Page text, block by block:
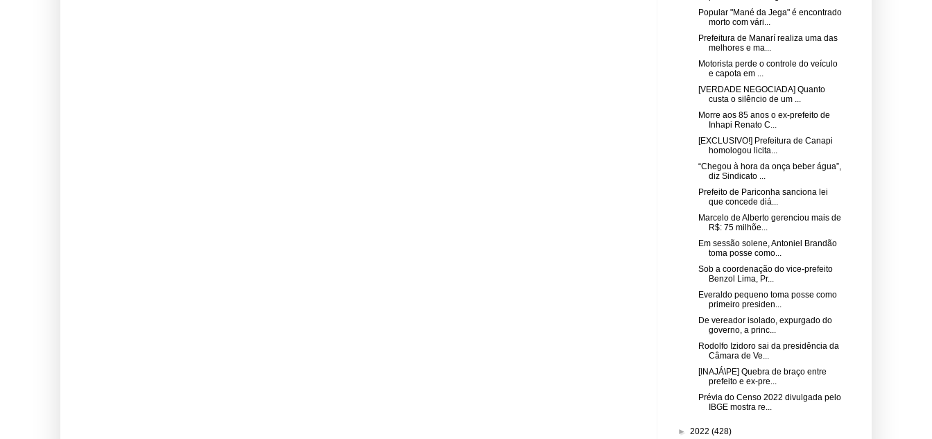
Popular "Mané da Jega" é encontrado
morto com vári...
Prefeitura de Manarí realiza uma das
melhores e ma...
Motorista perde o controle do veículo
e capota em ...
[VERDADE NEGOCIADA] Quanto
custa o silêncio de um ...
Morre aos 85 anos o ex-prefeito de
Inhapi Renato C...
[EXCLUSIVO!] Prefeitura de Canapi
homologou licita...
“Chegou à hora da onça beber água”,
diz Sindicato ...
Prefeito de Pariconha sanciona lei
que concede diá...
Marcelo de Alberto gerenciou mais de
R$: 75 milhõe...
Em sessão solene, Antoniel Brandão
toma posse como...
Sob a coordenação do vice-prefeito
Benzol Lima, Pr...
Everaldo pequeno toma posse como
primeiro presiden...
De vereador isolado, expurgado do
governo, a princ...
Rodolfo Izidoro sai da presidência da
Câmara de Ve...
[INAJÁ\PE] Quebra de braço entre
prefeito e ex-pre...
Prévia do Censo 2022 divulgada pelo
IBGE mostra re...
► 2022 (428)